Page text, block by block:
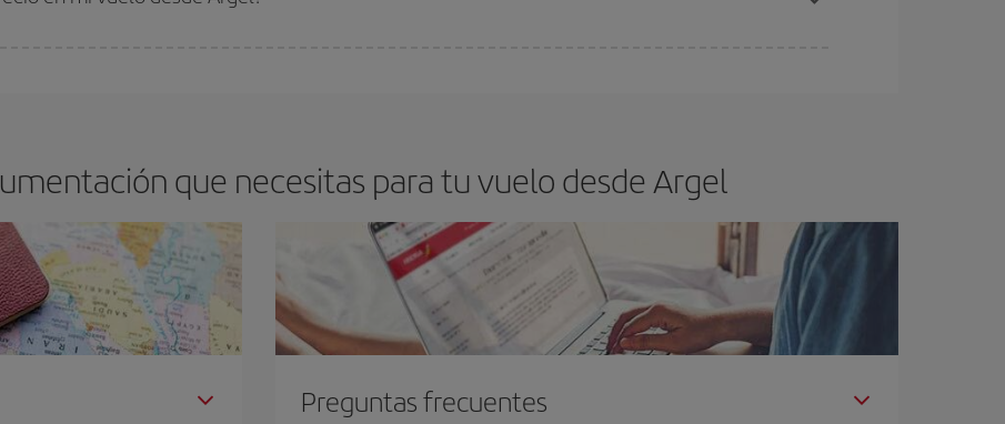
que necesitas para tu vuelo desde Argel
Preguntas frecuentes